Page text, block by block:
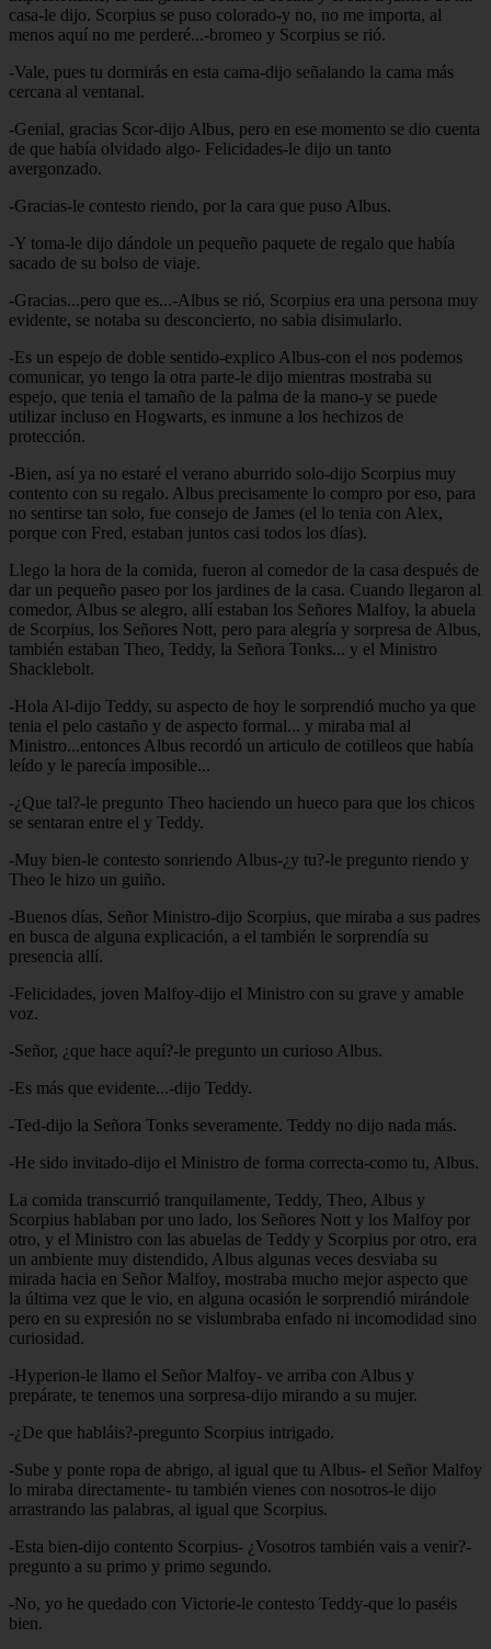
casa-le dijo. Scorpius se puso colorado-y no, no me importa, al
menos aquí no me perderé...-bromeo y Scorpius se rió.
-Vale, pues tu dormirás en esta cama-dijo señalando la cama más
cercana al ventanal.
-Genial, gracias Scor-dijo Albus, pero en ese momento se dio cuenta
de que había olvidado algo- Felicidades-le dijo un tanto
avergonzado.
-Gracias-le contesto riendo, por la cara que puso Albus.
-Y toma-le dijo dándole un pequeño paquete de regalo que había
sacado de su bolso de viaje.
-Gracias...pero que es...-Albus se rió, Scorpius era una persona muy
evidente, se notaba su desconcierto, no sabia disimularlo.
-Es un espejo de doble sentido-explico Albus-con el nos podemos
comunicar, yo tengo la otra parte-le dijo mientras mostraba su
espejo, que tenia el tamaño de la palma de la mano-y se puede
utilizar incluso en Hogwarts, es inmune a los hechizos de
protección.
-Bien, así ya no estaré el verano aburrido solo-dijo Scorpius muy
contento con su regalo. Albus precisamente lo compro por eso, para
no sentirse tan solo, fue consejo de James (el lo tenia con Alex,
porque con Fred, estaban juntos casi todos los días).
Llego la hora de la comida, fueron al comedor de la casa después de
dar un pequeño paseo por los jardines de la casa. Cuando llegaron al
comedor, Albus se alegro, allí estaban los Señores Malfoy, la abuela
de Scorpius, los Señores Nott, pero para alegría y sorpresa de Albus,
también estaban Theo, Teddy, la Señora Tonks... y el Ministro
Shacklebolt.
-Hola Al-dijo Teddy, su aspecto de hoy le sorprendió mucho ya que
tenia el pelo castaño y de aspecto formal... y miraba mal al
Ministro...entonces Albus recordó un articulo de cotilleos que había
leído y le parecía imposible...
-¿Que tal?-le pregunto Theo haciendo un hueco para que los chicos
se sentaran entre el y Teddy.
-Muy bien-le contesto sonriendo Albus-¿y tu?-le pregunto riendo y
Theo le hizo un guiño.
-Buenos días, Señor Ministro-dijo Scorpius, que miraba a sus padres
en busca de alguna explicación, a el también le sorprendía su
presencia allí.
-Felicidades, joven Malfoy-dijo el Ministro con su grave y amable
voz.
-Señor, ¿que hace aquí?-le pregunto un curioso Albus.
-Es más que evidente...-dijo Teddy.
-Ted-dijo la Señora Tonks severamente. Teddy no dijo nada más.
-He sido invitado-dijo el Ministro de forma correcta-como tu, Albus.
La comida transcurrió tranquilamente, Teddy, Theo, Albus y
Scorpius hablaban por uno lado, los Señores Nott y los Malfoy por
otro, y el Ministro con las abuelas de Teddy y Scorpius por otro, era
un ambiente muy distendido, Albus algunas veces desviaba su
mirada hacia en Señor Malfoy, mostraba mucho mejor aspecto que
la última vez que le vio, en alguna ocasión le sorprendió mirándole
pero en su expresión no se vislumbraba enfado ni incomodidad sino
curiosidad.
-Hyperion-le llamo el Señor Malfoy- ve arriba con Albus y
prepárate, te tenemos una sorpresa-dijo mirando a su mujer.
-¿De que habláis?-pregunto Scorpius intrigado.
-Sube y ponte ropa de abrigo, al igual que tu Albus- el Señor Malfoy
lo miraba directamente- tu también vienes con nosotros-le dijo
arrastrando las palabras, al igual que Scorpius.
-Esta bien-dijo contento Scorpius- ¿Vosotros también vais a venir?-
pregunto a su primo y primo segundo.
-No, yo he quedado con Victorie-le contesto Teddy-que lo paséis
bien.